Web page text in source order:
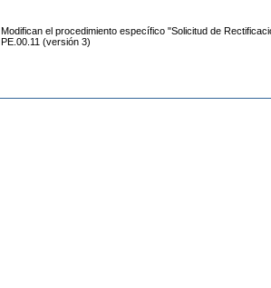
Modifican el procedimiento específico "Solicitud de
PE.00.11 (versión 3)